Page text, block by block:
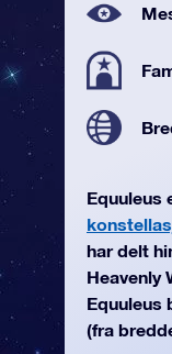
Equuleus
har delt
Heavenly
Equuleus
(fra